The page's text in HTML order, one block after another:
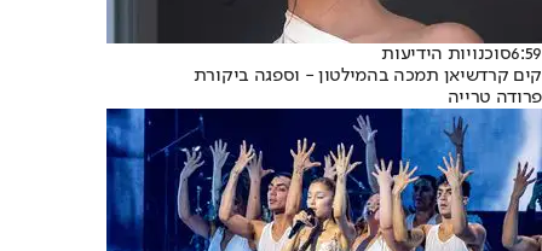
6:59סוכנויות הידיעות
קים קרדשיאן תמכה בהמילטון - וספגה ביקורת
פרודה טרייה